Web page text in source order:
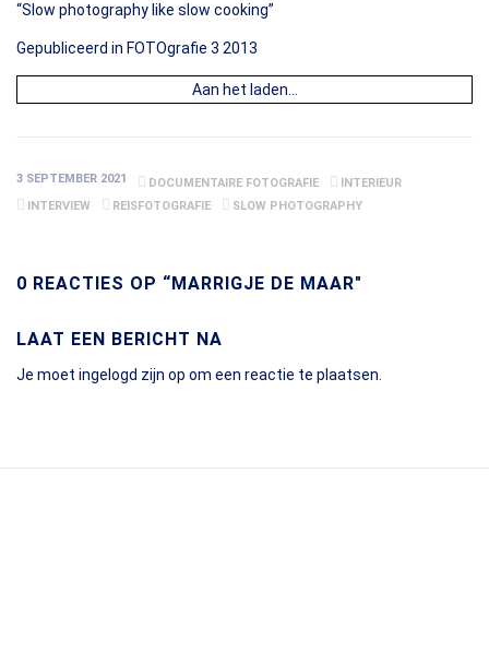
“Slow photography like slow cooking”
Gepubliceerd in FOTOgrafie 3 2013
Aan het laden...
3 SEPTEMBER 2021 DOCUMENTAIRE FOTOGRAFIE
INTERIEUR
INTERVIEW
REISFOTOGRAFIE SLOW PHOTOGRAPHY
0 REACTIES OP “MARRIGJE DE MAAR"
LAAT EEN BERICHT NA
Je moet ingelogd zijn op om een reactie te plaatsen.